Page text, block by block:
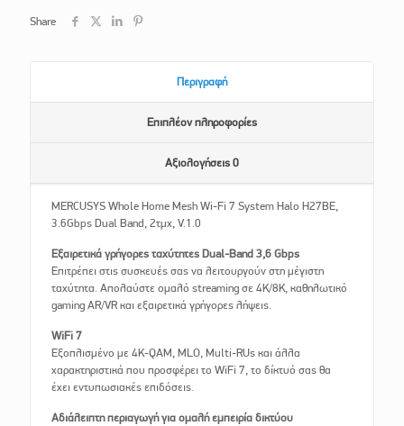
Share
Περιγραφή
Επιπλέον πληροφορίες
Αξιολογήσεις 0
MERCUSYS Whole Home Mesh Wi-Fi 7 System Halo H27BE,
3.6Gbps Dual Band, 2τμχ, V.1.0
Εξαιρετικά γρήγορες ταχύτητες Dual-Band 3,6 Gbps
Επιτρέπει στις συσκευές σας να λειτουργούν στη μέγιστη
ταχύτητα. Απολαύστε ομαλό streaming σε 4K/8K, καθηλωτικό
gaming AR/VR και εξαιρετικά γρήγορες λήψεις.
WiFi 7
Εξοπλισμένο με 4K-QAM, MLO, Multi-RUs και άλλα
χαρακτηριστικά που προσφέρει το WiFi 7, το δίκτυό σας θα
έχει εντυπωσιακές επιδόσεις.
Αδιάλειπτη περιαγωγή για ομαλή εμπειρία δικτύου